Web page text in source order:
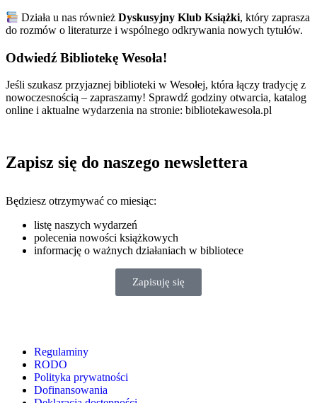
Działa u nas równieżDyskusyjny Klub Książki, który zaprasza
do rozmów o literaturze i wspólnego odkrywania nowych tytułów.
Odwiedź Bibliotekę Wesoła!
Jeśli szukasz przyjaznej biblioteki w Wesołej, która łączy tradycję z
nowoczesnością – zapraszamy! Sprawdź godziny otwarcia, katalog
online i aktualne wydarzenia na stronie: bibliotekawesola.pl
Zapisz się do naszego newslettera
Będziesz otrzymywać co miesiąc:
listę naszych wydarzeń
polecenia nowości książkowych
informację o ważnych działaniach w bibliotece
Zapisuję się
Regulaminy
RODO
Polityka prywatności
Dofinansowania